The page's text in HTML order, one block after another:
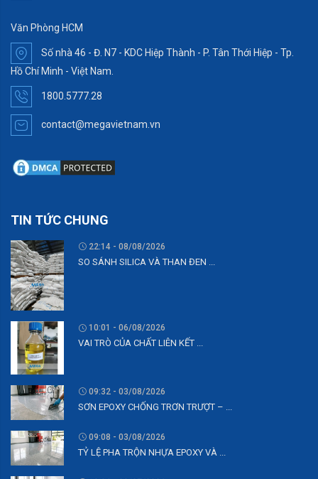
Văn Phòng HCM
Số nhà 46 - Đ. N7 - KDC Hiệp Thành - P. Tân Thới Hiệp - Tp.
Hồ Chí Minh - Việt Nam.
1800.5777.28
contact@megavietnam.vn
TIN TỨC CHUNG
22:14 - 08/08/2026
SO SÁNH SILICA VÀ THAN ĐEN ...
10:01 - 06/08/2026
VAI TRÒ CỦA CHẤT LIÊN KẾT ...
09:32 - 03/08/2026
SƠN EPOXY CHỐNG TRƠN TRƯỢT – ...
09:08 - 03/08/2026
TỶ LỆ PHA TRỘN NHỰA EPOXY VÀ ...